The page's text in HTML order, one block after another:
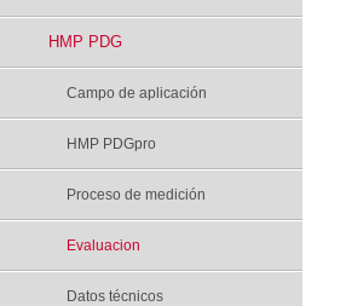
HMP PDG
Campo de aplicación
HMP PDGpro
Proceso de medición
Evaluacion
Datos técnicos